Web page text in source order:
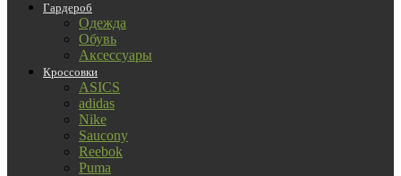
Гардероб
Одежда
Обувь
Аксессуары
Кроссовки
ASICS
adidas
Nike
Saucony
Reebok
Puma